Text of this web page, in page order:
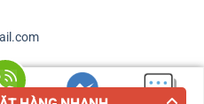
Sản Xuất & Dịch Vụ Thanh Hà